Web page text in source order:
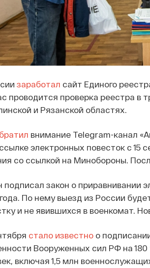
заработал сайт Единого
проводится проверка реестра в
и Рязанской областях.
внимание Telegram-канал
электронных повесток с 15
со ссылкой на Минобороны.
подписал закон о приравнивании
По нему выезд из России
и не явившихся в военкомат.
стало известноо
Вооруженных сил РФ на
включая 1,5 млн